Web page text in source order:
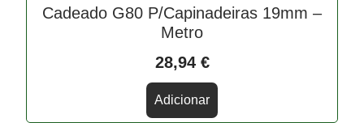
Cadeado G80 P/Capinadeiras 19mm –
Metro
28,94 €
Adicionar